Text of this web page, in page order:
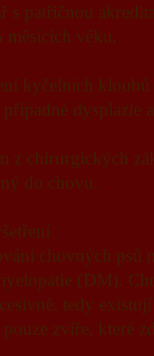
s patřičnou
měsících věku.
kyčelních
dysplazie
z chirurgických
do chovu.
chovných psů
(DM).
tedy
pouze zvíře, které